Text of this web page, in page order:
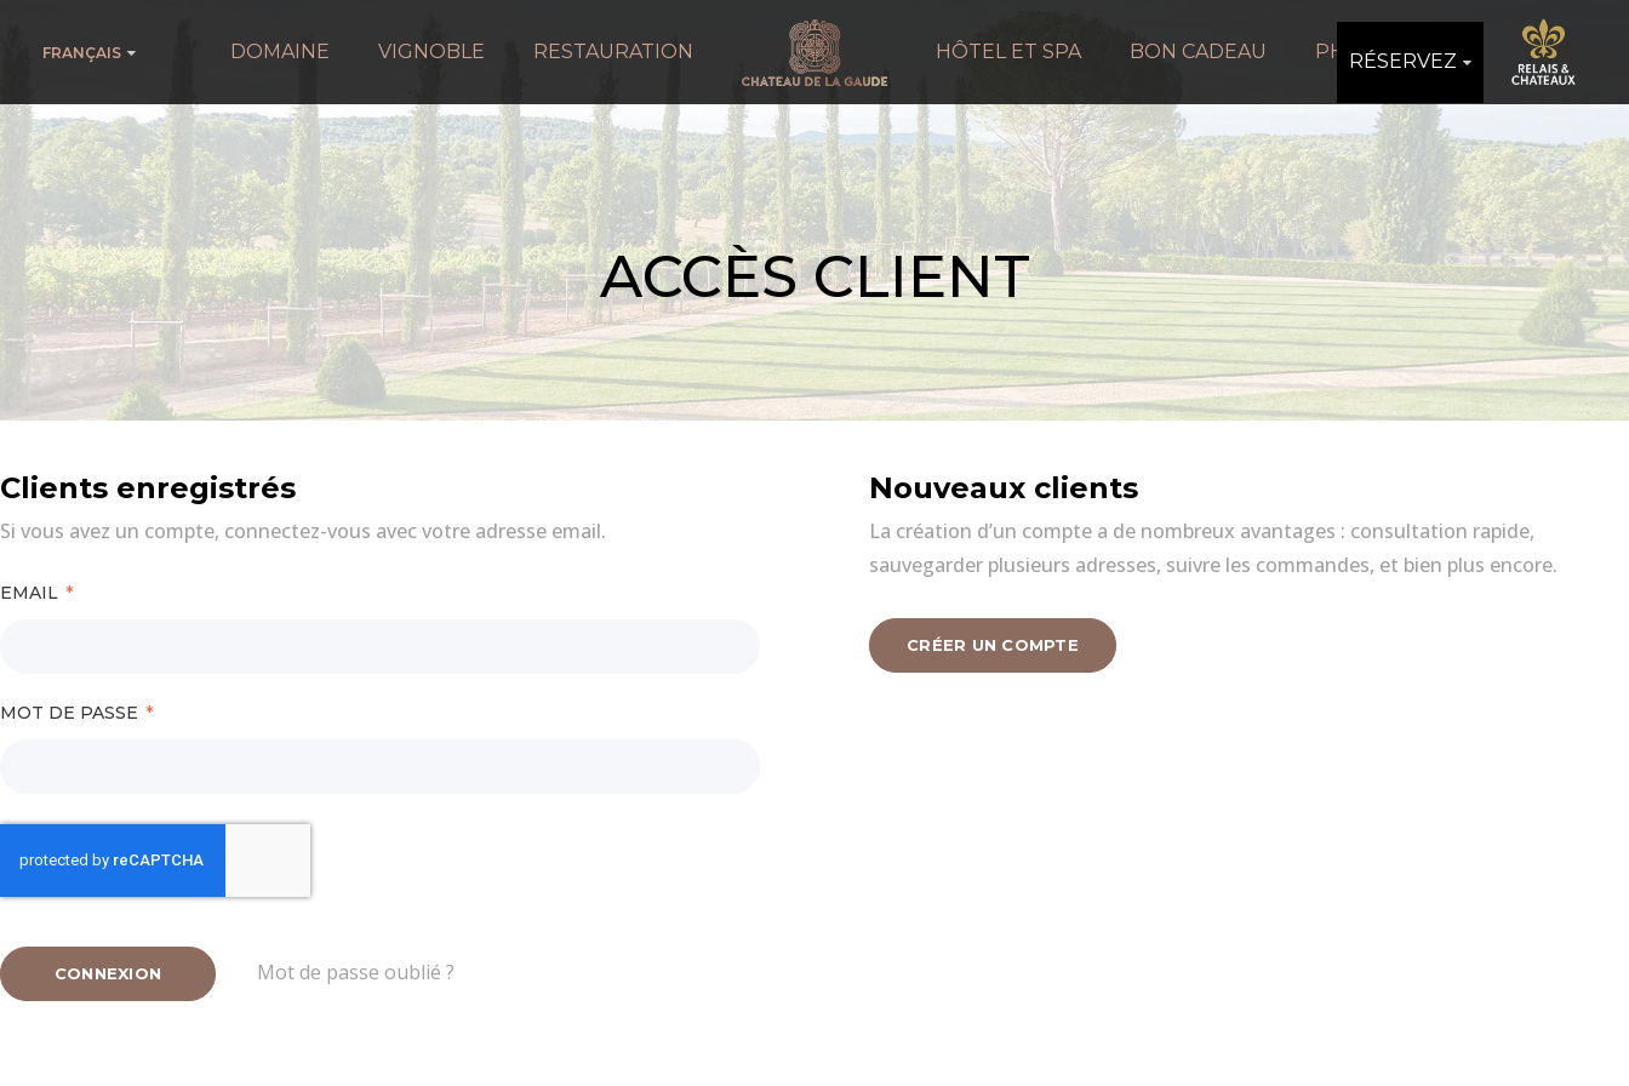
FRANÇAIS DOMAINE VIGNOBLE RESTAURATION HÔTEL ET SPA BON CADEAU PHOTOS
RÉSERVEZ
ACCÈS CLIENT
Clients enregistrés
Si vous avez un compte, connectez-vous avec votre adresse email.
EMAIL
MOT DE PASSE
CONNEXION Mot de passe oublié ?
Nouveaux clients
La création d’un compte a de nombreux avantages : consultation rapide,
sauvegarder plusieurs adresses, suivre les commandes, et bien plus encore.
CRÉER UN COMPTE